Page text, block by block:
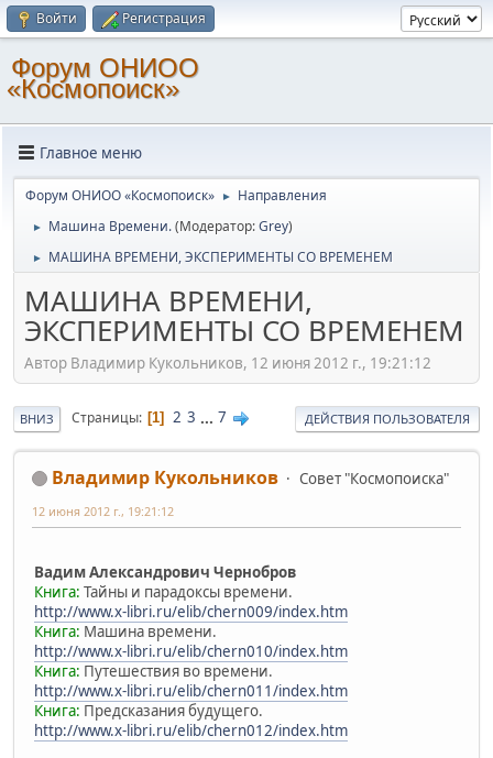
Войти Регистрация
Форум ОНИОО
«Космопоиск»
Главное меню
Форум ОНИОО «Космопоиск» ► Направления
► Машина Времени.(Модератор:Grey)
► МАШИНА ВРЕМЕНИ, ЭКСПЕРИМЕНТЫ СО ВРЕМЕНЕМ
МАШИНА ВРЕМЕНИ,
ЭКСПЕРИМЕНТЫ СО ВРЕМЕНЕМ
Автор Владимир Кукольников, 12 июня 2012 г., 19:21:12
ВНИЗ Страницы 1 2 3 ... 7 ДЕЙСТВИЯ ПОЛЬЗОВАТЕЛЯ
Владимир Кукольников Совет "Космопоиска"
12 июня 2012 г., 19:21:12
Вадим Александрович Чернобров
Книга: Тайны и парадоксы времени.
http://www.x-libri.ru/elib/chern009/index.htm
Книга: Машина времени.
http://www.x-libri.ru/elib/chern010/index.htm
Книга: Путешествия во времени.
http://www.x-libri.ru/elib/chern011/index.htm
Книга: Предсказания будущего.
http://www.x-libri.ru/elib/chern012/index.htm